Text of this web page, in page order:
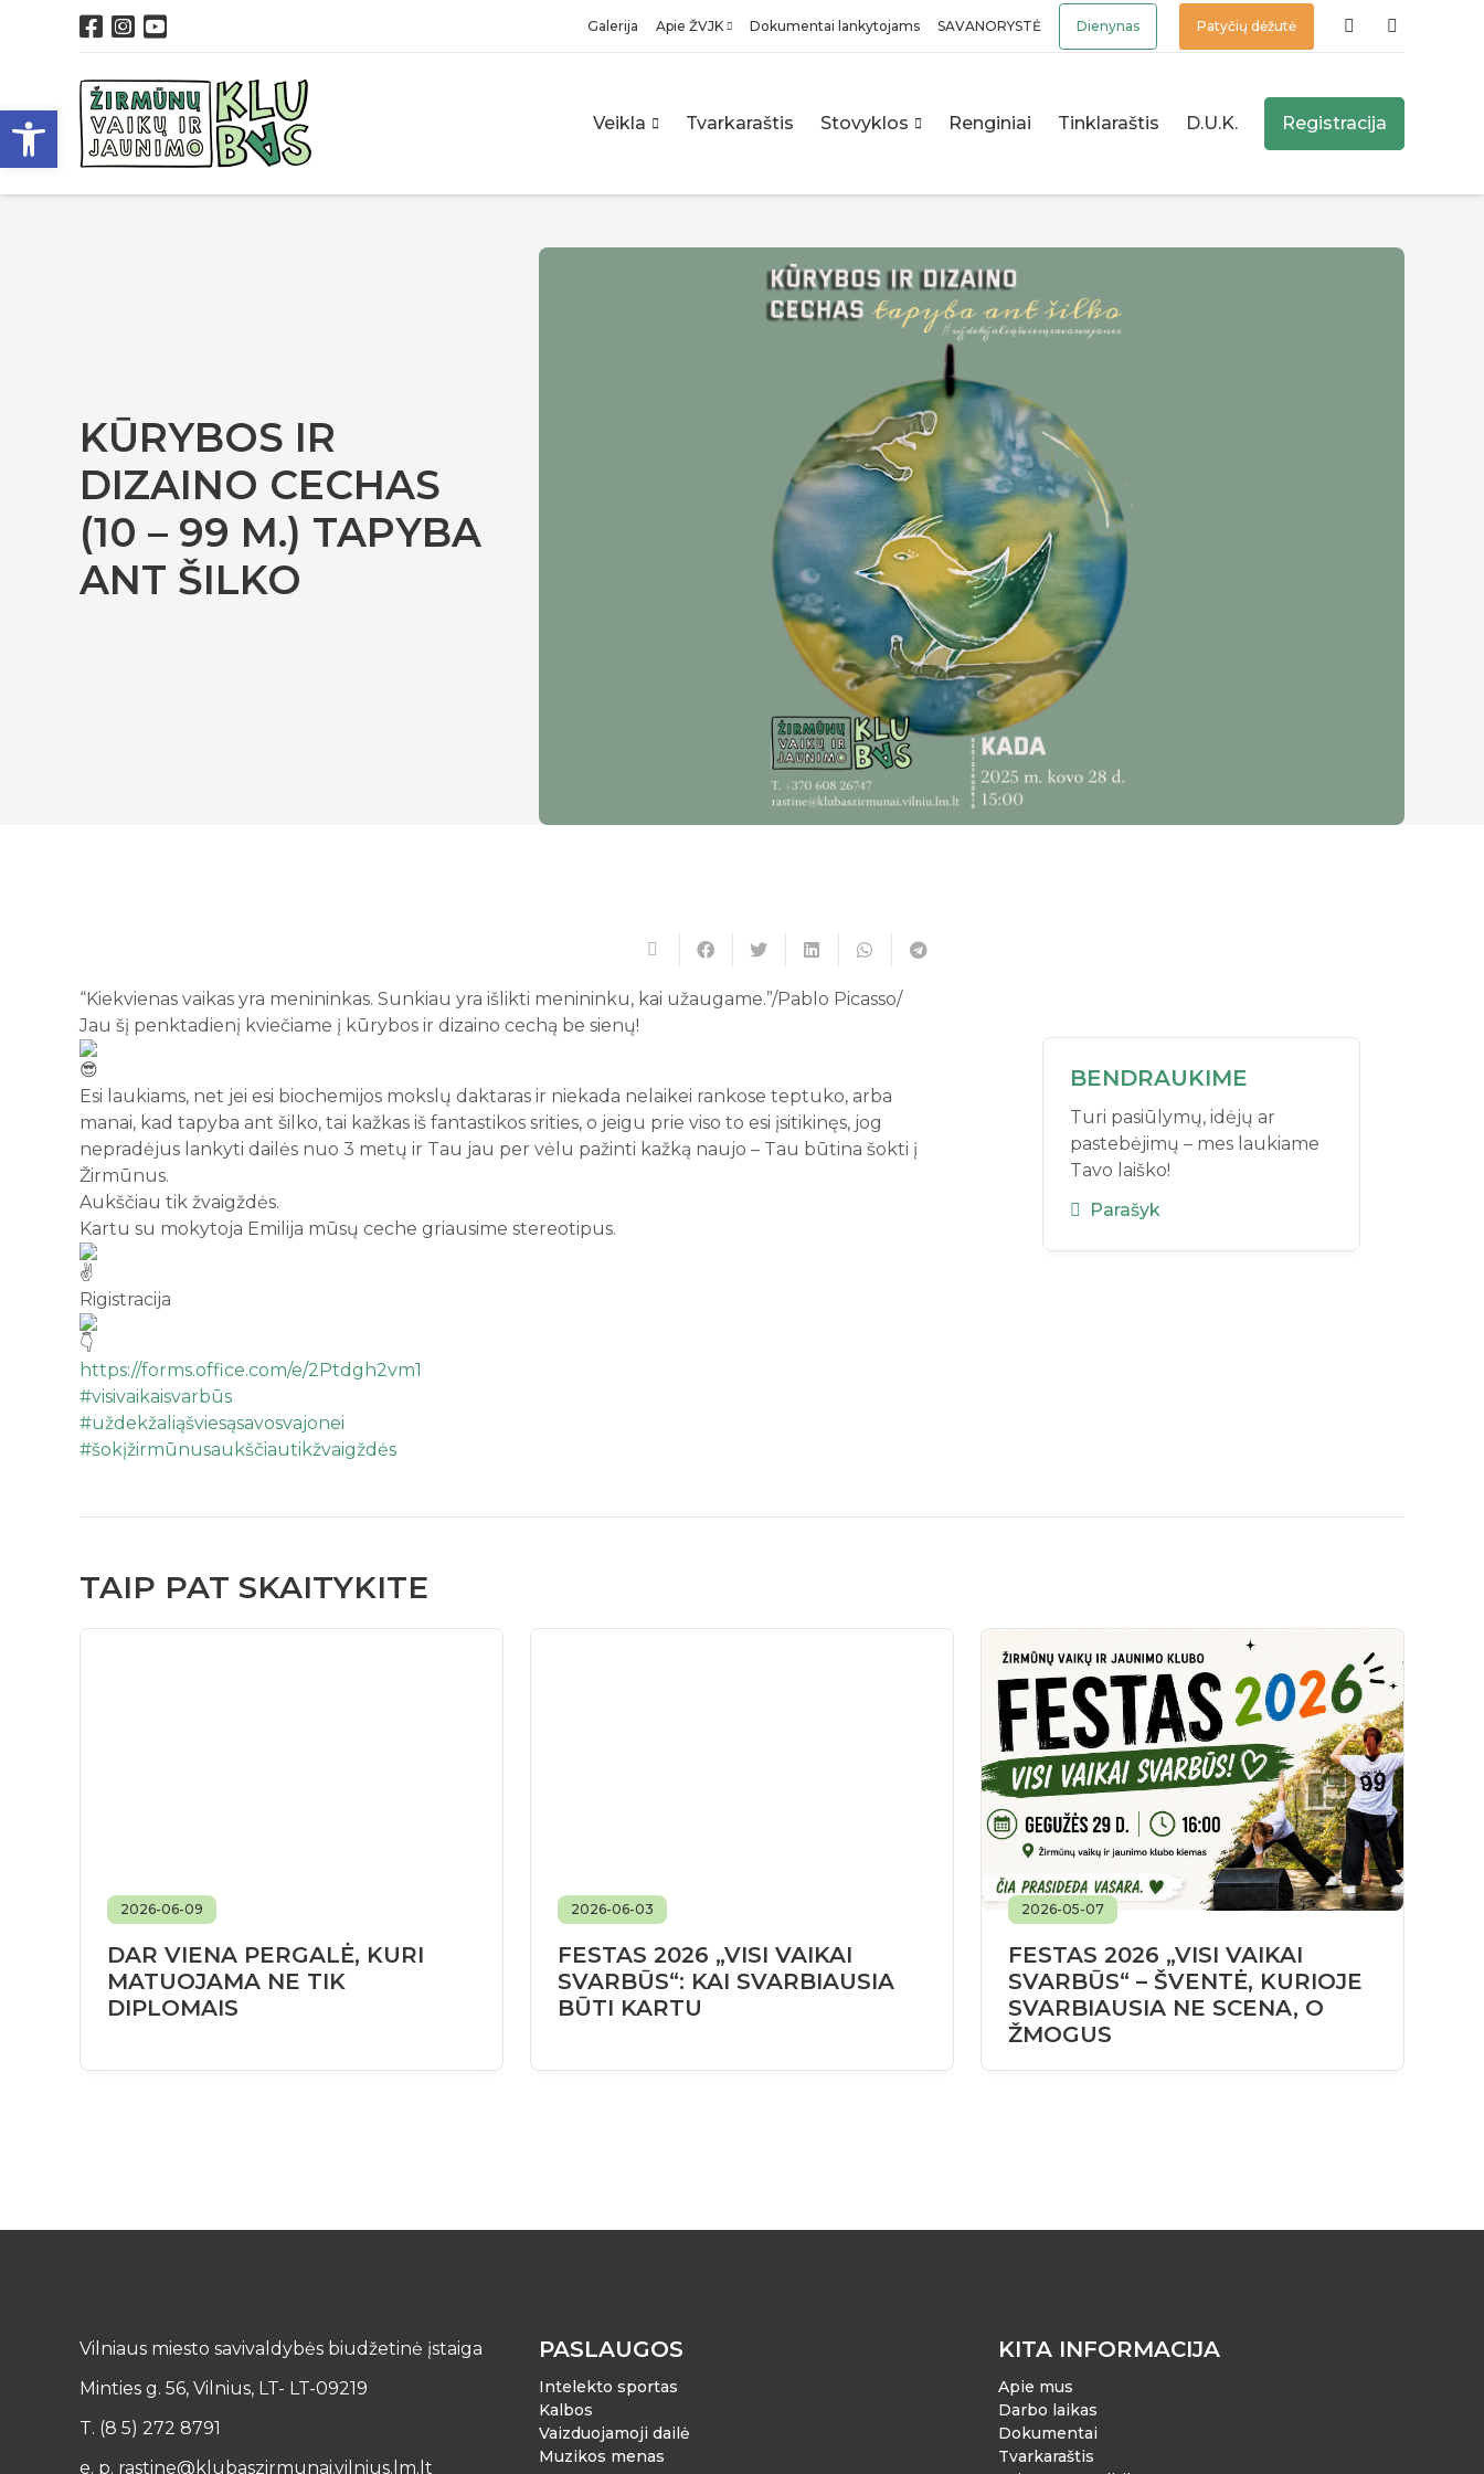
Open toolbar
Galerija Apie ŽVJK Dokumentai lankytojams SAVANORYSTĖ Dienynas Patyčių dėžutė
Veikla Tvarkaraštis Stovyklos Renginiai Tinklaraštis D.U.K. Registracija
KŪRYBOS IR
DIZAINO CECHAS
(10 – 99 M.) TAPYBA
ANT ŠILKO
“Kiekvienas vaikas yra menininkas. Sunkiau yra išlikti menininku, kai užaugame.”/Pablo Picasso/
Jau šį penktadienį kviečiame į kūrybos ir dizaino cechą be sienų!
Esi laukiams, net jei esi biochemijos mokslų daktaras ir niekada nelaikei rankose teptuko, arba
manai, kad tapyba ant šilko, tai kažkas iš fantastikos srities, o jeigu prie viso to esi įsitikinęs, jog
nepradėjus lankyti dailės nuo 3 metų ir Tau jau per vėlu pažinti kažką naujo – Tau būtina šokti į
Žirmūnus.
Aukščiau tik žvaigždės.
Kartu su mokytoja Emilija mūsų ceche griausime stereotipus.
Rigistracija
https://forms.office.com/e/2Ptdgh2vm1
#visivaikaisvarbūs
#uždekžaliąšviesąsavosvajonei
#šokįžirmūnusaukščiautikžvaigždės
BENDRAUKIME
Turi pasiūlymų, idėjų ar
pastebėjimų – mes laukiame
Tavo laiško!
Parašyk
TAIP PAT SKAITYKITE
2026-06-09
DAR VIENA PERGALĖ, KURI
MATUOJAMA NE TIK
DIPLOMAIS
2026-06-03
FESTAS 2026 „VISI VAIKAI
SVARBŪS“: KAI SVARBIAUSIA
BŪTI KARTU
2026-05-07
FESTAS 2026 „VISI VAIKAI
SVARBŪS“ – ŠVENTĖ, KURIOJE
SVARBIAUSIA NE SCENA, O
ŽMOGUS
Vilniaus miesto savivaldybės biudžetinė įstaiga
Minties g. 56, Vilnius, LT- LT-09219
T. (8 5) 272 8791
e. p. rastine@klubaszirmunai.vilnius.lm.lt
PASLAUGOS
Intelekto sportas
Kalbos
Vaizduojamoji dailė
Muzikos menas
KITA INFORMACIJA
Apie mus
Darbo laikas
Dokumentai
Tvarkaraštis